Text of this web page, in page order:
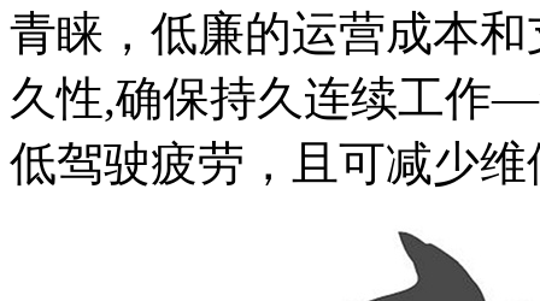
青睐，低廉的运营成本
久性,确保持久连续工作
低驾驶疲劳，且可减少